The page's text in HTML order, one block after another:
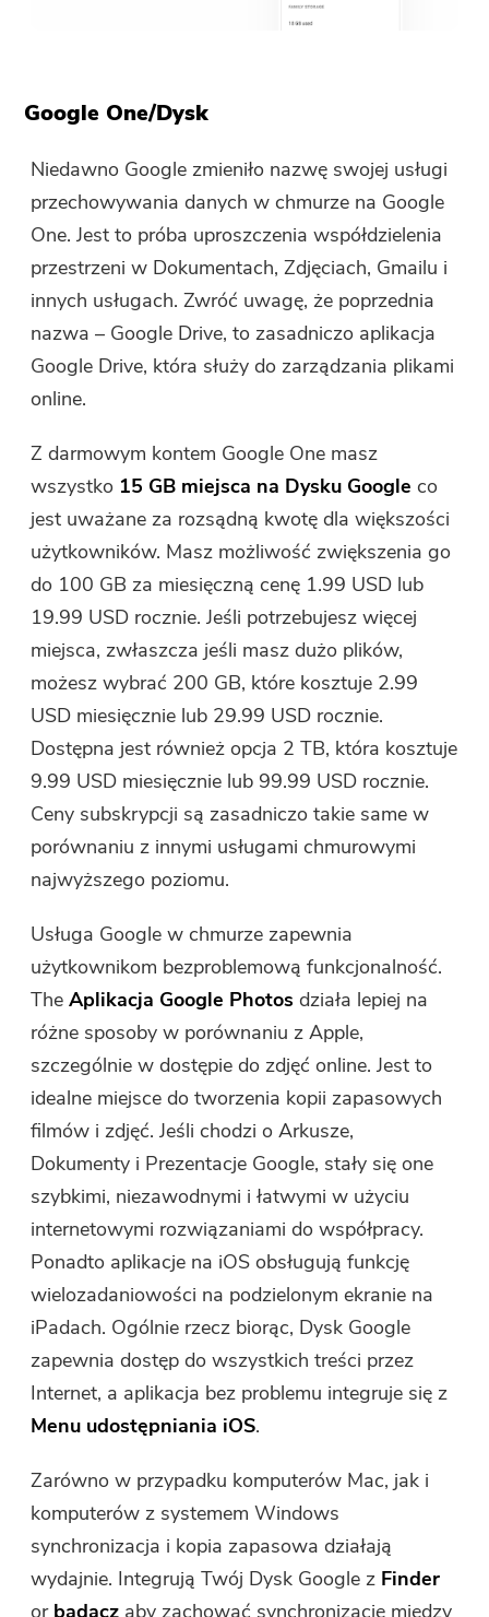
Google One/Dysk
Niedawno Google zmieniło nazwę swojej usługi
przechowywania danych w chmurze na Google
One. Jest to próba uproszczenia współdzielenia
przestrzeni w Dokumentach, Zdjęciach, Gmailu i
innych usługach. Zwróć uwagę, że poprzednia
nazwa – Google Drive, to zasadniczo aplikacja
Google Drive, która służy do zarządzania plikami
online.
Z darmowym kontem Google One masz
wszystko 15 GB miejsca na Dysku Google co
jest uważane za rozsądną kwotę dla większości
użytkowników. Masz możliwość zwiększenia go
do 100 GB za miesięczną cenę 1.99 USD lub
19.99 USD rocznie. Jeśli potrzebujesz więcej
miejsca, zwłaszcza jeśli masz dużo plików,
możesz wybrać 200 GB, które kosztuje 2.99
USD miesięcznie lub 29.99 USD rocznie.
Dostępna jest również opcja 2 TB, która kosztuje
9.99 USD miesięcznie lub 99.99 USD rocznie.
Ceny subskrypcji są zasadniczo takie same w
porównaniu z innymi usługami chmurowymi
najwyższego poziomu.
Usługa Google w chmurze zapewnia
użytkownikom bezproblemową funkcjonalność.
TheAplikacja Google Photos działa lepiej na
różne sposoby w porównaniu z Apple,
szczególnie w dostępie do zdjęć online. Jest to
idealne miejsce do tworzenia kopii zapasowych
filmów i zdjęć. Jeśli chodzi o Arkusze,
Dokumenty i Prezentacje Google, stały się one
szybkimi, niezawodnymi i łatwymi w użyciu
internetowymi rozwiązaniami do współpracy.
Ponadto aplikacje na iOS obsługują funkcję
wielozadaniowości na podzielonym ekranie na
iPadach. Ogólnie rzecz biorąc, Dysk Google
zapewnia dostęp do wszystkich treści przez
Internet, a aplikacja bez problemu integruje się z
Menu udostępniania iOS.
Zarówno w przypadku komputerów Mac, jak i
komputerów z systemem Windows
synchronizacja i kopia zapasowa działają
wydajnie. Integrują Twój Dysk Google z Finder
orbadacz aby zachować synchronizację między